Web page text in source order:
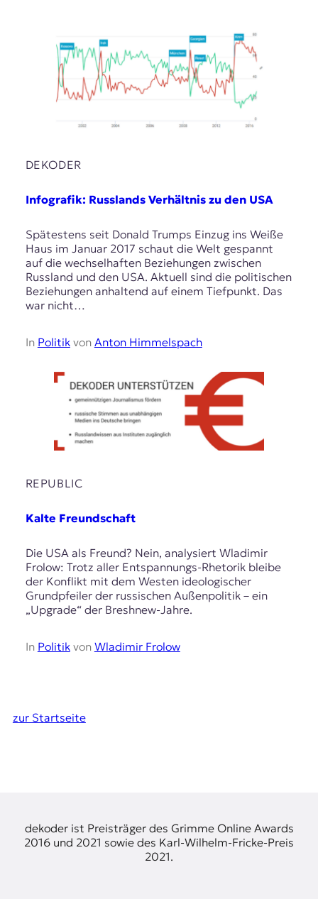
DEKODER
Infografik: Russlands Verhältnis zu den USA
Spätestens seit Donald Trumps Einzug ins Weiße
Haus im Januar 2017 schaut die Welt gespannt
auf die wechselhaften Beziehungen zwischen
Russland und den USA. Aktuell sind die politischen
Beziehungen anhaltend auf einem Tiefpunkt. Das
war nicht…
In Politikvon Anton Himmelspach
REPUBLIC
Kalte Freundschaft
Die USA als Freund? Nein, analysiert Wladimir
Frolow: Trotz aller Entspannungs-Rhetorik bleibe
der Konflikt mit dem Westen ideologischer
Grundpfeiler der russischen Außenpolitik – ein
„Upgrade“ der Breshnew-Jahre.
In Politikvon Wladimir Frolow
zur Startseite
dekoder ist Preisträger des Grimme Online Awards
2016 und 2021 sowie des Karl-Wilhelm-Fricke-Preis
2021.